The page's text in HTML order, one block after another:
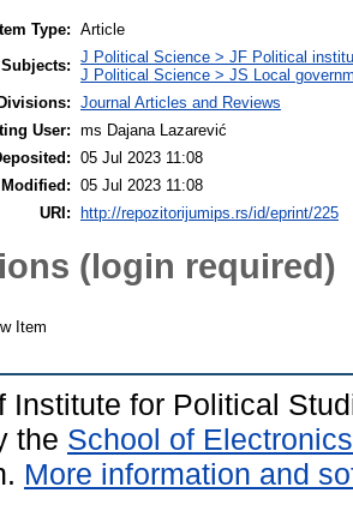
Item Type: Article
Subjects: J Political Science > JF Political
J Political Science > JS Local
Divisions: Journal Articles and Reviews
User: ms Dajana Lazarević
05 Jul 2023 11:08
05 Jul 2023 11:08
URI:
http://repozitorijumips.rs/id/eprint/225
(login required)
Item
Institute for Political
the School of
More information and